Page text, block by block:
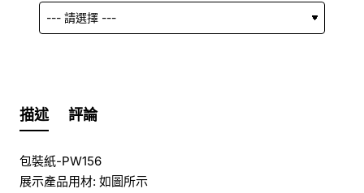
描述 評論
包裝紙-PW156
展示產品用材: 如圖所示